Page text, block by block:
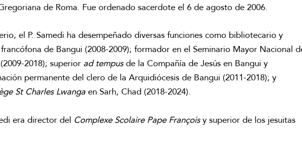
de Roma. Fue ordenado sacerdote el 6 de agosto de 2006.
el P. Samedi ha desempeñado diversas funciones como bibliotecario y
de Bangui (2008-2009); formador en el Seminario Mayor Nacional
2018); superior ad tempusde la Compañía de Jesús en Bangui y
permanente del clero de la Arquidiócesis de Bangui (2011-2018); y
St Charles Lwanga en Sarh, Chad (2018-2024).
era director del Complexe Scolaire Pape Françoisy superior de los jesuitas